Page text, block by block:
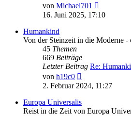
von Michael701
Beitrag
16. Juni 2025, 17:10
Humankind
Von der Steinzeit in die Moderne -
45 Themen
669 Beiträge
Letzter Beitrag Re:
von h19c0
Beitrag
2. Februar 2024, 11:27
Europa Universalis
Reist in die Zeit von Europa